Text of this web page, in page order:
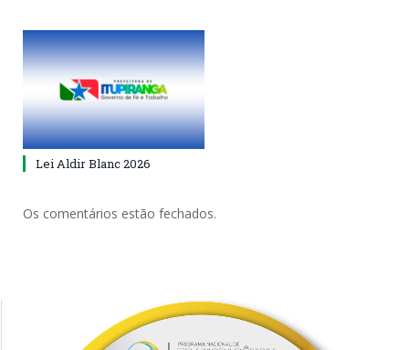
Lei Aldir Blanc 2026
Os comentários estão fechados.